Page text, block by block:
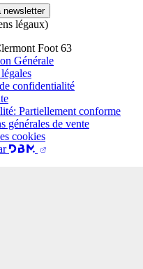
newsletter
légaux)
Foot 63
Générale
confidentialité
Partiellement conforme
générales de vente
cookies